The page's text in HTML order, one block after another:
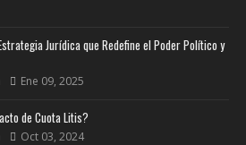
Jurídica que Redefine el Poder Político y
Ene 09, 2025
de Cuota Litis?
Oct 03, 2024